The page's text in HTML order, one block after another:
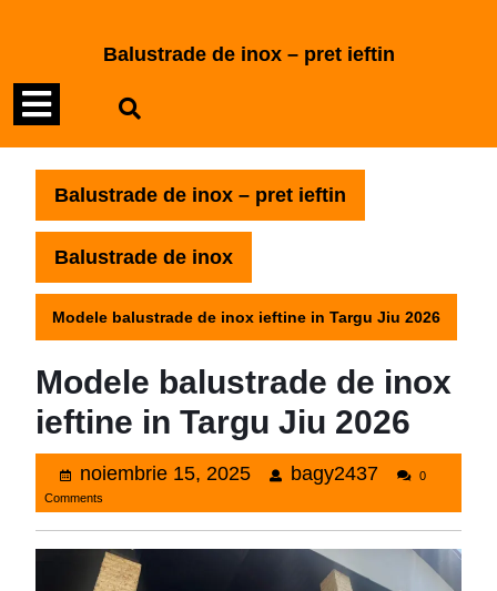
Balustrade de inox – pret ieftin
Open
Menu
Balustrade de inox – pret ieftin
Balustrade de inox
Modele balustrade de inox ieftine in Targu Jiu 2026
Modele balustrade de inox
ieftine in Targu Jiu 2026
noiembrie 15, 2025noiembrie
2025
bagy2437bagy2437
0
Comments